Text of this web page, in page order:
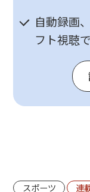
自動録画
フト視聴で
スポーツ 連